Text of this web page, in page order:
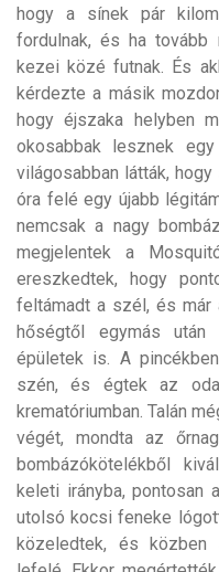
hogy a sínek pár
fordulnak, és ha tovább
kezei közé futnak. És
kérdezte a másik
hogy éjszaka helyben
okosabbak lesznek
világosabban látták,
óra felé egy újabb
nemcsak a nagy
megjelentek a
ereszkedtek, hogy
feltámadt a szél, és már
hőségtől egymás
épületek is. A
szén, és égtek az
krematóriumban. Talán
végét, mondta az
bombázókötelékből
keleti irányba, pontosan
utolsó kocsi feneke
közeledtek, és